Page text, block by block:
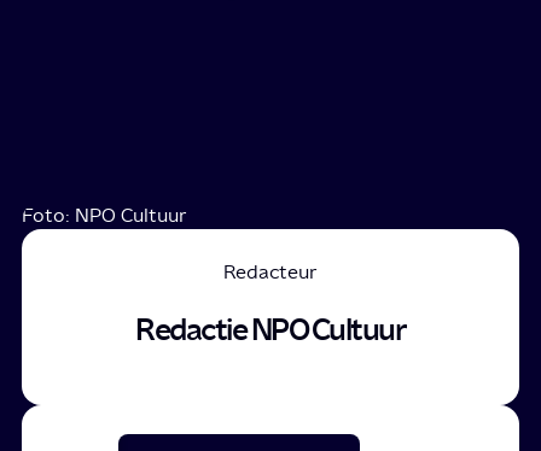
Foto: NPO Cultuur
Redacteur
Redactie NPO Cultuur